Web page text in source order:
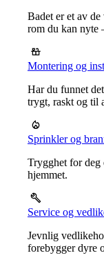
Badet er et av
rom du kan nyte
Montering og
Har du funnet
trygt, raskt og til
Sprinkler og
Trygghet for deg
hjemmet.
Service og
Jevnlig
forebygger dyre